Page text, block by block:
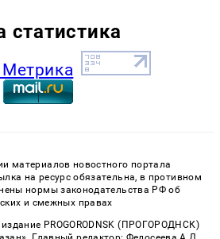
статистика
материалов новостного портала
на ресурс обязательна, в противном
нормы законодательства РФ об
и смежных правах
PROGORODNSK (ПРОГОРОДНСК)